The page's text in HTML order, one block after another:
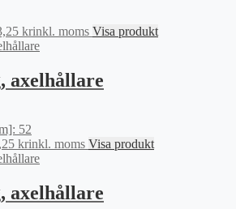
kr.
krDet
nuvarande
är:
833,25 kr.
inkl. moms Visa produkt
axelhållare
52
krDet
nuvarande
är:
380,25 kr.
inkl. moms Visa produkt
axelhållare